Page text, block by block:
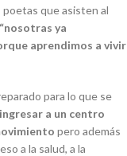
que asisten al
“nosotras ya
aprendimos a vivir
para lo que se
a un centro
pero además
a la salud, a la